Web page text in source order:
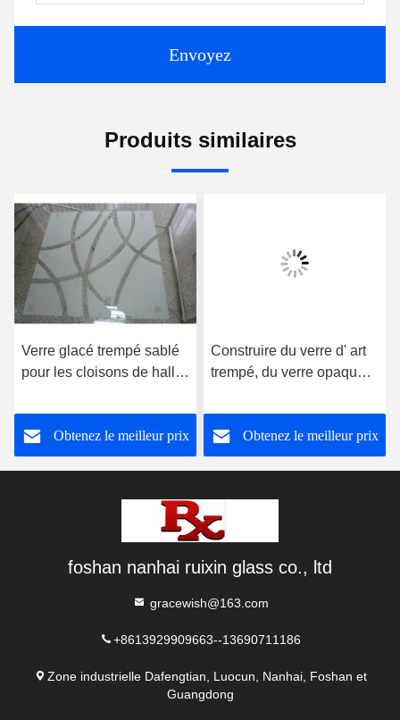
Envoyez
Produits similaires
Verre glacé trempé sablé
pour les cloisons de hall
Obtenez le meilleur prix
Construire du verre d' art
trempé, du verre opaque
Obtenez le meilleur prix
foshan nanhai ruixin glass co., ltd
gracewish@163.com
+8613929909663--13690711186
Zone industrielle Dafengtian, Luocun, Nanhai, Foshan et
Guangdong